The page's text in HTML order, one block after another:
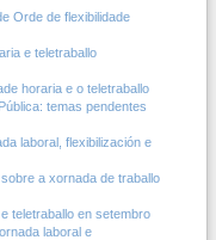
Orde de flexibilidade
e teletraballo
horaria e o teletraballo
temas pendentes
laboral, flexibilización e
a xornada de traballo
teletraballo en setembro
laboral e